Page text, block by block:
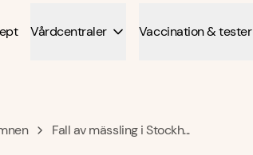
Vårdcentraler Vaccination & tester
Fall av mässling i Stockh...